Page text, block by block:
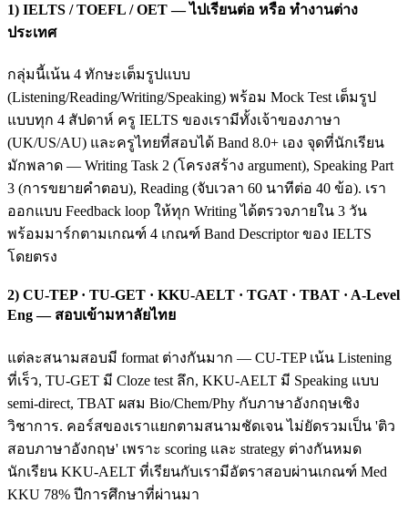
1) IELTS / TOEFL / OET — ไปเรียนต่อ หรือ ทำงานต่าง
ประเทศ
กลุ่มนี้เน้น 4 ทักษะเต็มรูปแบบ
(Listening/Reading/Writing/Speaking) พร้อม Mock Test เต็มรูป
แบบทุก 4 สัปดาห์ ครู IELTS ของเรามีทั้งเจ้าของภาษา
(UK/US/AU) และครูไทยที่สอบได้ Band 8.0+ เอง จุดที่นักเรียน
มักพลาด — Writing Task 2 (โครงสร้าง argument), Speaking Part
3 (การขยายคำตอบ), Reading (จับเวลา 60 นาทีต่อ 40 ข้อ). เรา
ออกแบบ Feedback loop ให้ทุก Writing ได้ตรวจภายใน 3 วัน
พร้อมมาร์กตามเกณฑ์ 4 เกณฑ์ Band Descriptor ของ IELTS
โดยตรง
2) CU-TEP · TU-GET · KKU-AELT · TGAT · TBAT · A-Level
Eng — สอบเข้ามหาลัยไทย
แต่ละสนามสอบมี format ต่างกันมาก — CU-TEP เน้น Listening
ที่เร็ว, TU-GET มี Cloze test ลึก, KKU-AELT มี Speaking แบบ
semi-direct, TBAT ผสม Bio/Chem/Phy กับภาษาอังกฤษเชิง
วิชาการ. คอร์สของเราแยกตามสนามชัดเจน ไม่ยัดรวมเป็น 'ติว
สอบภาษาอังกฤษ' เพราะ scoring และ strategy ต่างกันหมด
นักเรียน KKU-AELT ที่เรียนกับเรามีอัตราสอบผ่านเกณฑ์ Med
KKU 78% ปีการศึกษาที่ผ่านมา